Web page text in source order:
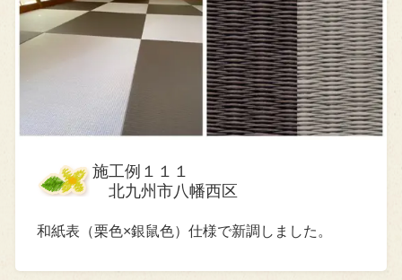
施工例１１１
北九州市八幡西区
和紙表（栗色×銀鼠色）仕様で新調しました。